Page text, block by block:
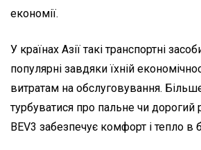
економії.
У країнах Азії такі транспортні
популярні завдяки їхній
витратам на обслуговування.
турбуватися про пальне чи дорогий
BEV3 забезпечує комфорт і тепло в